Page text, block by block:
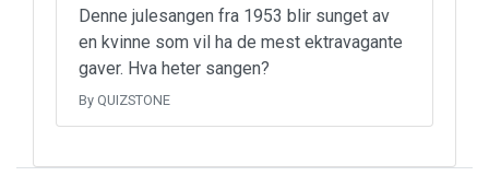
Denne julesangen fra 1953 blir sunget av
en kvinne som vil ha de mest ektravagante
gaver. Hva heter sangen?
By QUIZSTONE